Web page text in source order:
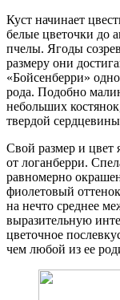
Куст начинает
белые цветочки до
пчелы. Ягоды
размеру они
«Бойсенберри»
рода. Подобно
небольших
твердой
Свой размер и цвет
от логанберри.
равномерно
фиолетовый
на нечто среднее
выразительную
цветочное
чем любой из ее